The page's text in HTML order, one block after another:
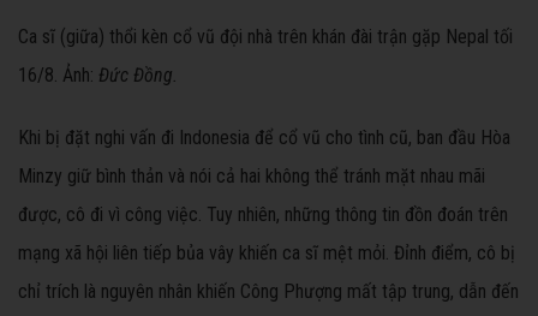
Ca sĩ (giữa) thổi kèn cổ vũ đội nhà trên khán đài trận gặp Nepal tối
16/8. Ảnh: Đức Đồng.
Khi bị đặt nghi vấn đi Indonesia để cổ vũ cho tình cũ, ban đầu Hòa
Minzy giữ bình thản và nói cả hai không thể tránh mặt nhau mãi
được, cô đi vì công việc. Tuy nhiên, những thông tin đồn đoán trên
mạng xã hội liên tiếp bủa vây khiến ca sĩ mệt mỏi. Đỉnh điểm, cô bị
chỉ trích là nguyên nhân khiến Công Phượng mất tập trung, dẫn đến